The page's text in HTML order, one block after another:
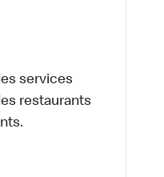
services
restaurants